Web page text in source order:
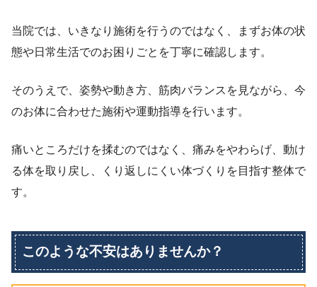
当院では、いきなり施術を行うのではなく、まずお体の状
態や日常生活でのお困りごとを丁寧に確認します。
そのうえで、姿勢や動き方、筋肉バランスを見ながら、今
のお体に合わせた施術や運動指導を行います。
痛いところだけを揉むのではなく、痛みをやわらげ、動け
る体を取り戻し、くり返しにくい体づくりを目指す整体で
す。
このような不安はありませんか？